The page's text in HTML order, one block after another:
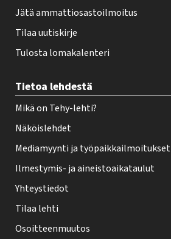
Jätä ammattiosastoilmoitus
Tilaa uutiskirje
Tulosta lomakalenteri
Tietoa lehdestä
Mikä on Tehy-lehti?
Näköislehdet
Mediamyynti ja työpaikkailmoitukset
Ilmestymis- ja aineistoaikataulut
Yhteystiedot
Tilaa lehti
Osoitteenmuutos